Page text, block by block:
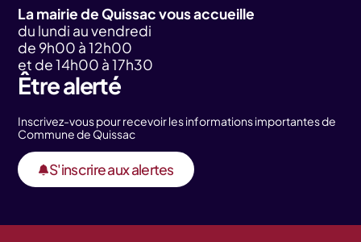
La mairie de Quissac vous accueille
du lundi au vendredi
de 9h00 à 12h00
et de 14h00 à 17h30
Être alerté
Inscrivez-vous pour recevoir les informations importantes de
Commune de Quissac
S'inscrire aux alertes